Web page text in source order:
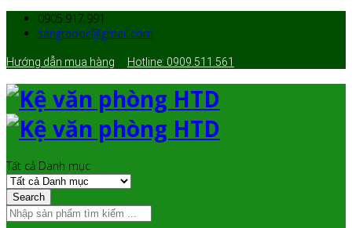
0905.917.991
sangtaoqc@gmail.com
Hướng dẫn mua hàng Hotline: 0909.511.561
Tất cả Danh mục
Search